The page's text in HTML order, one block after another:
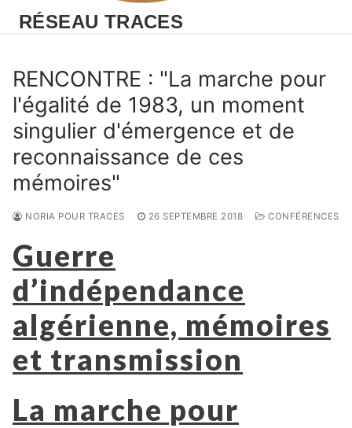
RÉSEAU TRACES
RENCONTRE : "La marche pour
l'égalité de 1983, un moment
singulier d'émergence et de
reconnaissance de ces
mémoires"
NORIA POUR TRACES 26 SEPTEMBRE 2018 CONFÉRENCES
Guerre
d’indépendance
algérienne, mémoires
et transmission
La marche pour